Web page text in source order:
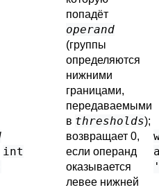
int
попадёт
operand
(группы
определяются
нижними
границами,
передаваемыми
в thresholds);
возвращает 0,
если операнд
оказывается
левее нижней